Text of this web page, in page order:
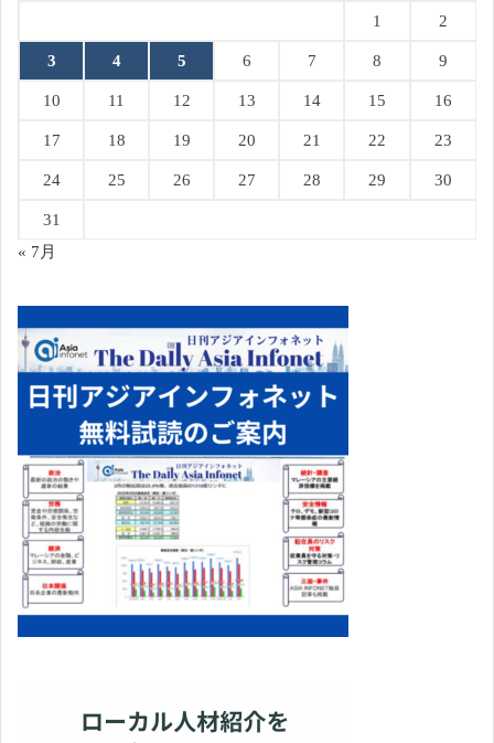
1 2
3 4 5 6 7 8 9
10 11 12 13 14 15 16
17 18 19 20 21 22 23
24 25 26 27 28 29 30
31
« 7月